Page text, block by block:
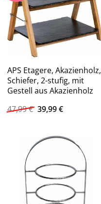
APS Etagere, Akazienholz,
Schiefer, 2-stufig, mit
Gestell aus Akazienholz
47,99€ Ursprünglicher
Preis
39,99€Aktueller